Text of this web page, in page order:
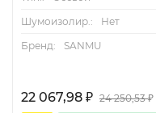
Шумоизолир.:
Нет
Бренд:
SANMU
22 067,98 ₽ 24 250,53₽